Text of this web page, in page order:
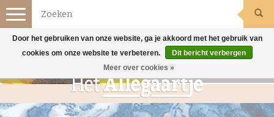
Toggle
navigation
Door het gebruiken van onze website, ga je akkoord met het gebruik van
cookies om onze website te verbeteren.
Dit bericht verbergen
Meer over cookies »